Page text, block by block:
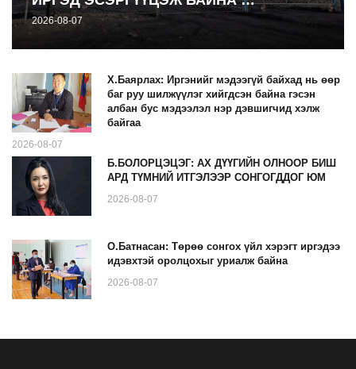
2026-08-07
Х.Баярлах: Иргэнийг мэдээгүй байхад нь өөр
баг руу шилжүүлэг хийгдсэн байна гэсэн
албан бус мэдээлэл нэр дэвшигчид хэлж
байгаа
2026-08-07
Б.БОЛОРЦЭЦЭГ: АХ ДҮҮГИЙН ОЛНООР БИШ
АРД ТҮМНИЙ ИТГЭЛЭЭР СОНГОГДДОГ ЮМ
2026-08-07
О.Батнасан: Төрөө сонгох үйл хэрэгт иргэдээ
идэвхтэй оролцохыг уриалж байна
2026-08-07